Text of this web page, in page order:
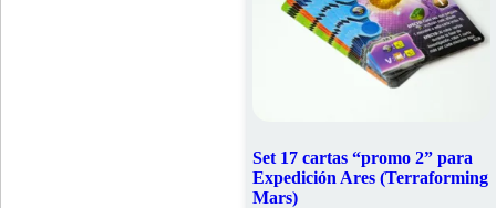
Set 17 cartas “promo 2” para
Expedición Ares (Terraforming
Mars)